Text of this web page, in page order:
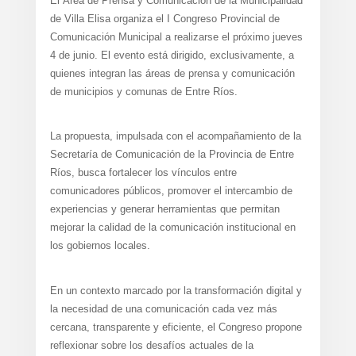
de Villa Elisa organiza el I Congreso Provincial de
Comunicación Municipal a realizarse el próximo jueves
4 de junio. El evento está dirigido, exclusivamente, a
quienes integran las áreas de prensa y comunicación
de municipios y comunas de Entre Ríos.
La propuesta, impulsada con el acompañamiento de la
Secretaría de Comunicación de la Provincia de Entre
Ríos, busca fortalecer los vínculos entre
comunicadores públicos, promover el intercambio de
experiencias y generar herramientas que permitan
mejorar la calidad de la comunicación institucional en
los gobiernos locales.
En un contexto marcado por la transformación digital y
la necesidad de una comunicación cada vez más
cercana, transparente y eficiente, el Congreso propone
reflexionar sobre los desafíos actuales de la